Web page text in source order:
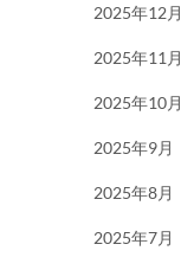
2025年12月
2025年11月
2025年10月
2025年9月
2025年8月
2025年7月